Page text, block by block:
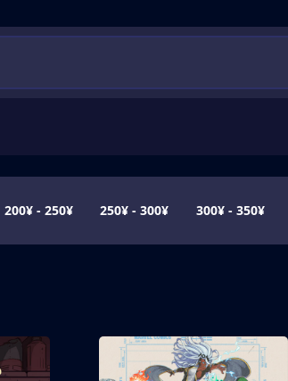
200¥ - 250¥ 250¥ - 300¥ 300¥ - 350¥